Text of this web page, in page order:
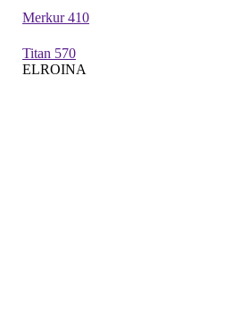
Merkur 410
Titan 570
ELROINA